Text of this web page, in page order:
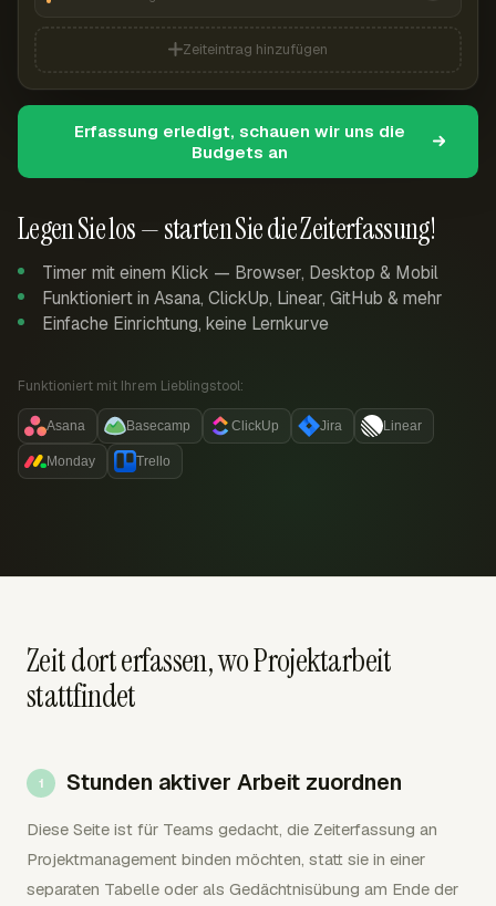
Legen Sie los — starten Sie die Zeiterfassung!
Timer mit einem Klick — Browser, Desktop & Mobil
Funktioniert in Asana, ClickUp, Linear, GitHub & mehr
Einfache Einrichtung, keine Lernkurve
Funktioniert mit Ihrem Lieblingstool:
Asana Basecamp ClickUp Jira Linear
Monday Trello
Zeiteintrag hinzufügen
Erfassung erledigt, schauen wir uns die
Budgets an
Zeit dort erfassen, wo Projektarbeit
stattfindet
Stunden aktiver Arbeit zuordnen
Diese Seite ist für Teams gedacht, die Zeiterfassung an
Projektmanagement binden möchten, statt sie in einer
separaten Tabelle oder als Gedächtnisübung am Ende der